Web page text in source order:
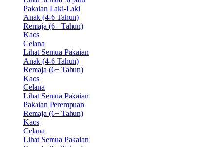
Pakaian Laki-Laki
Anak (4-6 Tahun)
Remaja (6+ Tahun)
Kaos
Celana
Lihat Semua Pakaian
Anak (4-6 Tahun)
Remaja (6+ Tahun)
Kaos
Celana
Lihat Semua Pakaian
Pakaian Perempuan
Remaja (6+ Tahun)
Kaos
Celana
Lihat Semua Pakaian